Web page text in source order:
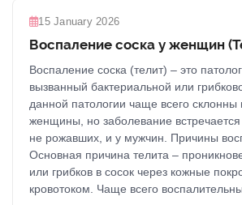
15 January 2026
Воспаление соска у женщин
Воспаление соска (телит) – это
вызванный бактериальной или
данной патологии чаще всего
женщины, но заболевание
не рожавших, и у мужчин. Причины
Основная причина телита –
или грибков в сосок через кожные
кровотоком. Чаще всего